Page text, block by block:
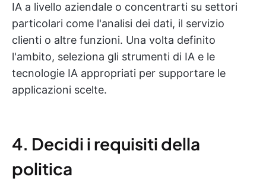
IA a livello aziendale o concentrarti su settori
particolari come l'analisi dei dati, il servizio
clienti o altre funzioni. Una volta definito
l'ambito, seleziona gli strumenti di IA e le
tecnologie IA appropriati per supportare le
applicazioni scelte.
4. Decidi i requisiti della
politica